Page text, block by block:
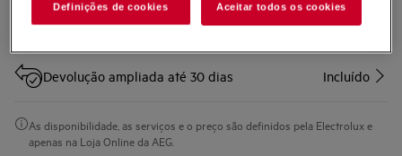
Entrega ao domicilío incluído para compras
superiores a 50 €
6,90 €
Devolução ampliada até 30 dias Incluído
As disponibilidade, as serviços e o preço são definidos pela Electrolux e
apenas na Loja Online da AEG.
Definições de cookies Aceitar todos os cookies